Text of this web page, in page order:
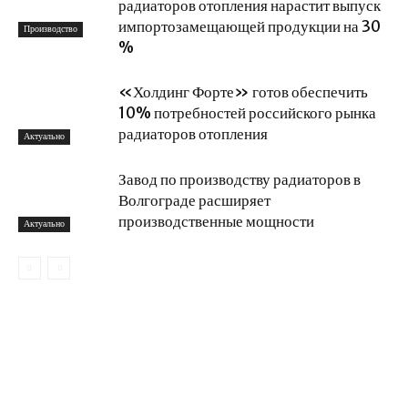
Производство
радиаторов отопления нарастит выпуск
импортозамещающей продукции на 30
%
Актуально
«Холдинг Форте» готов обеспечить
10% потребностей российского рынка
радиаторов отопления
Актуально
Завод по производству радиаторов в
Волгограде расширяет
производственные мощности